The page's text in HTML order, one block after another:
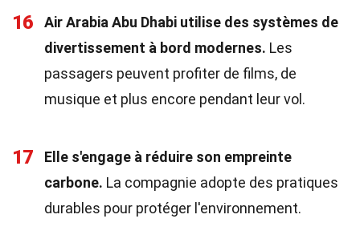
16
Air Arabia Abu Dhabi utilise des systèmes de
divertissement à bord modernes. Les
passagers peuvent profiter de films, de
musique et plus encore pendant leur vol.
17
Elle s'engage à réduire son empreinte
carbone. La compagnie adopte des pratiques
durables pour protéger l'environnement.